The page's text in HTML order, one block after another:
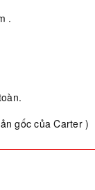
.
gốc của Carter )